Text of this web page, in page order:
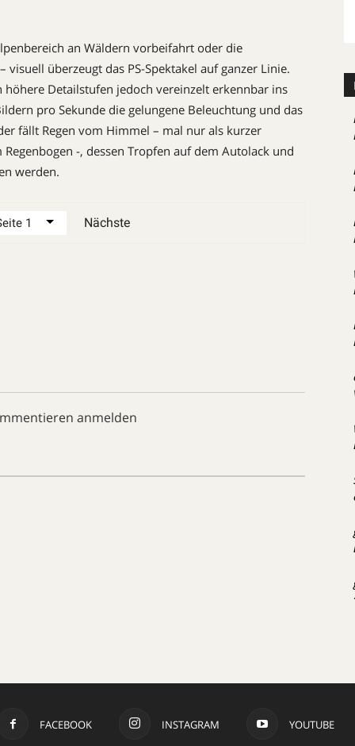
an Wäldern vorbeifahrt oder die
überzeugt das PS-Spektakel auf ganzer Linie.
Detailstufen jedoch vereinzelt erkennbar ins
pro Sekunde die gelungene Beleuchtung und das
fällt Regen vom Himmel – mal nur als kurzer
-, dessen Tropfen auf dem Autolack und
werden.
Nächste
anmelden
FACEBOOK INSTAGRAM YOUTUBE